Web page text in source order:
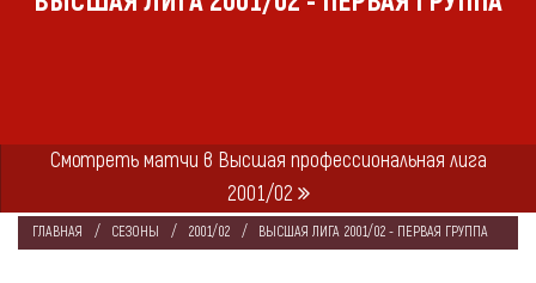
Смотреть матчи в Высшая профессиональная лига
2001/02
ГЛАВНАЯ СЕЗОНЫ 2001/02 ВЫСШАЯ ЛИГА 2001/02 - ПЕРВАЯ ГРУППА